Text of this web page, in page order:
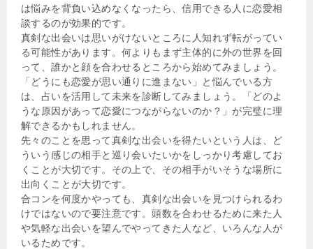
は悩みを背負い込めなくなったら、信用できる人に恋愛相
談するのが効果的です。
真剣な出会いは思いがけないところに人知れず転がってい
る可能性があります。何よりもまず主体的に外の世界を回
って、誰かと顔を合わせるところから始めてみましょう。
「どうにも恋愛が思い通りに進まない」と悩んでいる方
は、占いを活用して未来を診断してみましょう。「どのよ
うな原因があって恋愛につながらないのか？」が完璧に理
解できるかもしれません。
先々のことを思って真剣な出会いを得たいという人は、ど
ういう感じの相手と巡り会いたいかをしっかり考慮してお
くことが大切です。その上で、その相手がいそうな場所に
出向くことが大切です。
合コンを何度かやっても、真剣な出会いを見つけられるわ
けではないので要注意です。頭数を合わせるために来た人
や気軽な出会いを望んでやってきた人など、いろんな人が
いるためです。